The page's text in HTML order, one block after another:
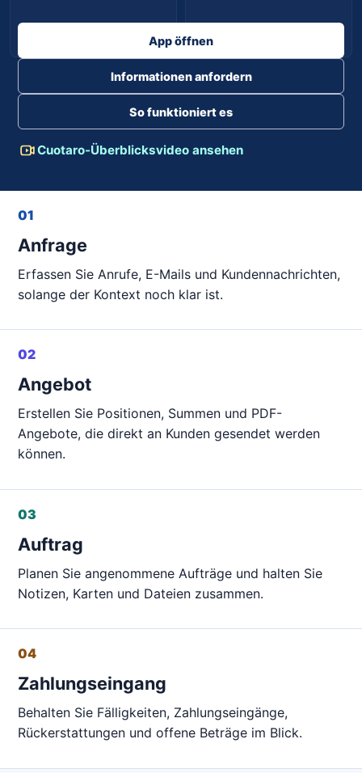
Offen
App öffnen
Informationen anfordern
So funktioniert es
Cuotaro-Überblicksvideo ansehen
01
Anfrage
Erfassen Sie Anrufe, E-Mails und Kundennachrichten,
solange der Kontext noch klar ist.
02
Angebot
Erstellen Sie Positionen, Summen und PDF-
Angebote, die direkt an Kunden gesendet werden
können.
03
Auftrag
Planen Sie angenommene Aufträge und halten Sie
Notizen, Karten und Dateien zusammen.
04
Zahlungseingang
Behalten Sie Fälligkeiten, Zahlungseingänge,
Rückerstattungen und offene Beträge im Blick.